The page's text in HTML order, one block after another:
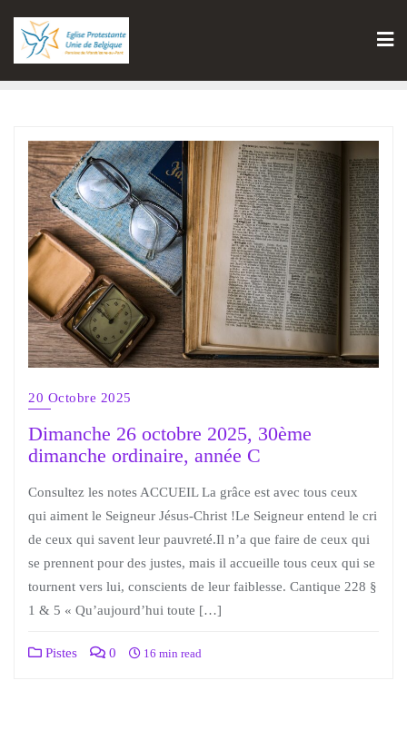
20 Octobre 2025
Dimanche 26 octobre 2025, 30ème
dimanche ordinaire, année C
Consultez les notes ACCUEIL La grâce est avec tous ceux
qui aiment le Seigneur Jésus-Christ !Le Seigneur entend le cri
de ceux qui savent leur pauvreté.Il n’a que faire de ceux qui
se prennent pour des justes, mais il accueille tous ceux qui se
tournent vers lui, conscients de leur faiblesse. Cantique 228 §
1 & 5 « Qu’aujourd’hui toute […]
Pistes 0 16 min read